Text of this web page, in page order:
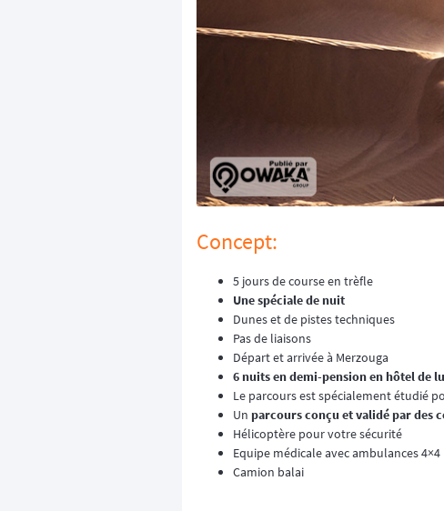
Concept:
5 jours de course en trèfle
Une spéciale de nuit
Dunes et de pistes techniques
Pas de liaisons
Départ et arrivée à Merzouga
6 nuits en demi-pension en hôtel de
Le parcours est spécialement étudié
Un parcours conçu et validé par des
Hélicoptère pour votre sécurité
Equipe médicale avec ambulances 4×4
Camion balai